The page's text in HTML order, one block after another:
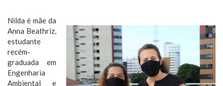
Nilda é mãe da
Anna Beathriz,
estudante
recém-
graduada em
Engenharia
Ambiental e